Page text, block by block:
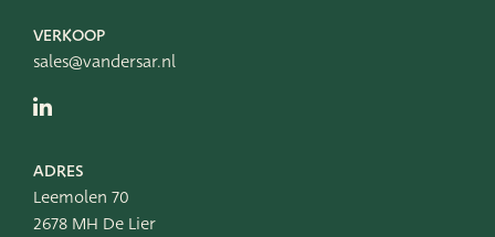
VERKOOP
sales@vandersar.nl
ADRES
Leemolen 70
2678 MH De Lier